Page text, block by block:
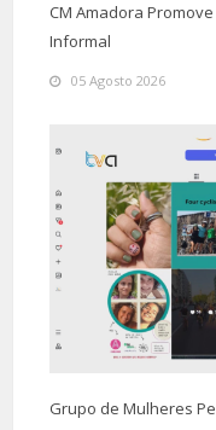
CM Amadora
Informal
05 Agosto 2026
Grupo de Mulheres